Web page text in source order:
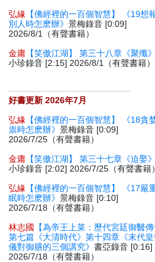
弘緣 【佛經裡的一百個智慧】 《19想
別人時怎麽辦》景梅錄音 [0:09]
2026/8/1（有聲書籍）
金庸 【笑傲江湖】 第三十八章《聚殲
小珍錄音 [2:15] 2026/8/1（有聲書籍）
好書更新 2026年7月
弘緣 【佛經裡的一百個智慧】 《18貪
祟時怎麽辦》景梅錄音 [0:09]
2026/7/25（有聲書籍）
金庸 【笑傲江湖】 第三十七章《迫娶
小珍錄音 [2:02] 2026/7/25（有聲書籍）
弘緣 【佛經裡的一百個智慧】 《17嚴
眠時怎麽辦》景梅錄音 [0:10]
2026/7/18（有聲書籍）
林志國
【為帝王上菜：歷代宮廷御醫傳
第七篇《大清時代》第十四章《末代
儀對御膳的三個講究》書亞錄音 [0:16]
2026/7/18（有聲書籍）